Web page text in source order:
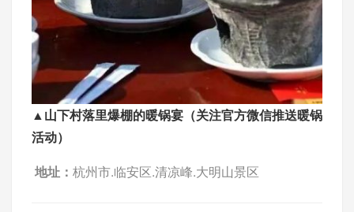
▲山下村落里爆棚的暖锅宴（关注官方微信推送暖锅
活动）
地址： 杭州市.临安区.清凉峰.大明山景区